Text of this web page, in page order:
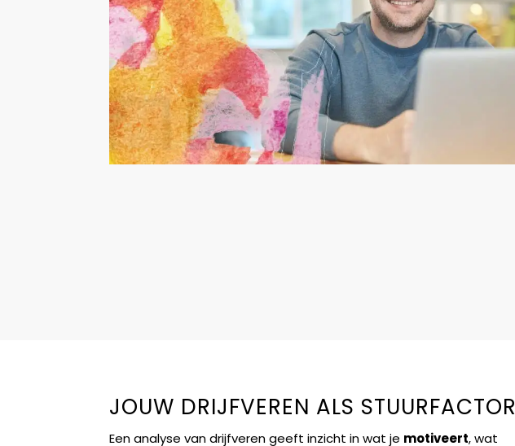
JOUW DRIJFVEREN ALS STUURFACTOR
Een analyse van drijfveren geeft inzicht in wat je motiveert, wat